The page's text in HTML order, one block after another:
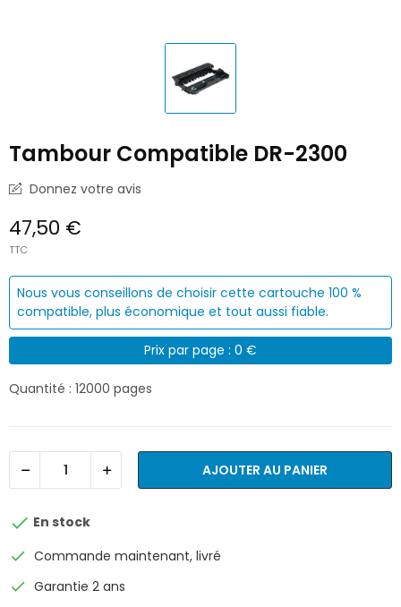
Tambour Compatible DR-2300
Donnez votre avis
47,50 €
TTC
Nous vous conseillons de choisir cette cartouche 100 %
compatible, plus économique et tout aussi fiable.
Prix par page : 0 €
Quantité : 12000 pages
AJOUTER AU PANIER
 En stock
check Commande maintenant, livré
check Garantie 2 ans